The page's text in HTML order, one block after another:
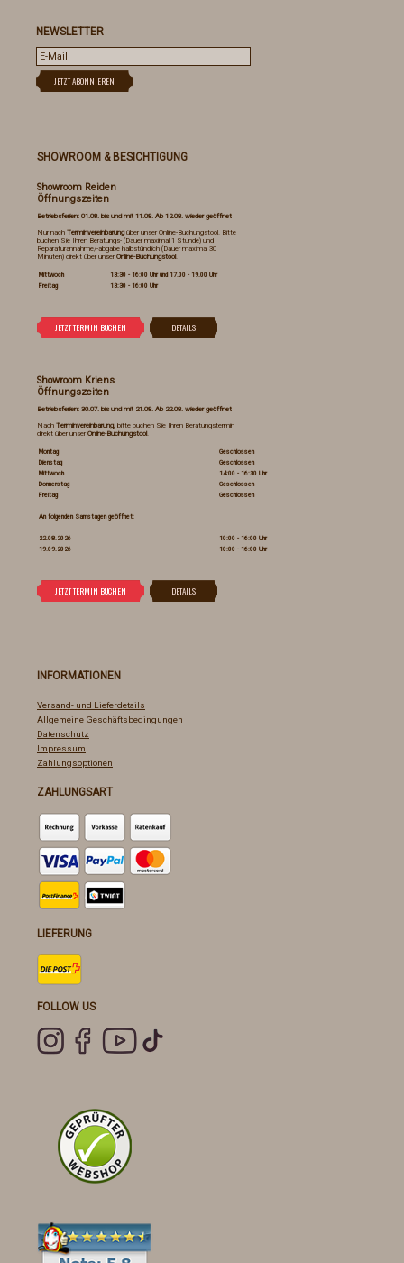
NEWSLETTER
SHOWROOM & BESICHTIGUNG
Showroom Reiden
Öffnungszeiten
Betriebsferien: 01.08. bis und mit 11.08. Ab 12.08. wieder geöffnet
Nur nach Terminvereinbarungüber unser Online-Buchungstool. Bitte
buchen Sie Ihren Beratungs- (Dauer maximal 1 Stunde) und
Reparaturannahme/-abgabe halbstündlich (Dauer maximal 30
Minuten) direkt über unser Online-Buchungstool.
Mittwoch
13:30 - 16:00 Uhr und 17.00 - 19.00 Uhr
Freitag
13:30 - 16:00 Uhr
Showroom Kriens
Öffnungszeiten
Betriebsferien: 30.07. bis und mit 21.08. Ab 22.08. wieder geöffnet
Nach Terminvereinbarung, bitte buchen Sie Ihren Beratungstermin
direkt über unser Online-Buchungstool.
Montag
Geschlossen
Dienstag
Geschlossen
Mittwoch
14:00 - 16:30 Uhr
Donnerstag
Geschlossen
Freitag
Geschlossen
An folgenden Samstagen geöffnet:
22.08.2026
10:00 - 16:00 Uhr
19.09.2026
10:00 - 16:00 Uhr
INFORMATIONEN
Versand- und Lieferdetails
Allgemeine Geschäftsbedingungen
Datenschutz
Impressum
Zahlungsoptionen
ZAHLUNGSART
LIEFERUNG
FOLLOW US